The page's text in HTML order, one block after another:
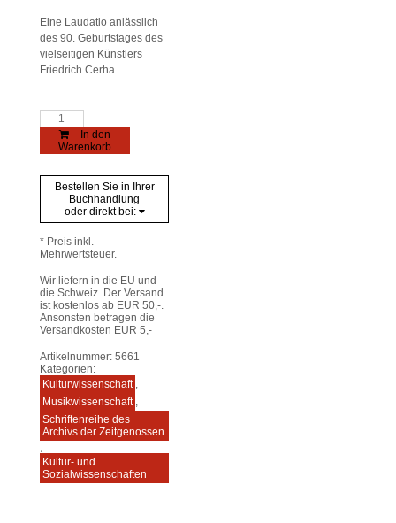
Eine Laudatio anlässlich
des 90. Geburtstages des
vielseitigen Künstlers
Friedrich Cerha.
Vernetztes
Werk(en)
Menge
In den
Warenkorb
Bestellen Sie in Ihrer
Buchhandlung
oder direkt bei:
* Preis inkl.
Mehrwertsteuer.
Wir liefern in die EU und
die Schweiz. Der Versand
ist kostenlos ab EUR 50,-.
Ansonsten betragen die
Versandkosten EUR 5,-
Artikelnummer: 5661
Kategorien:
Kulturwissenschaft ,
Musikwissenschaft ,
Schriftenreihe des
Archivs der Zeitgenossen
,
Kultur- und
Sozialwissenschaften